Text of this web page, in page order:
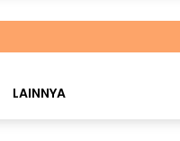
LAINNYA